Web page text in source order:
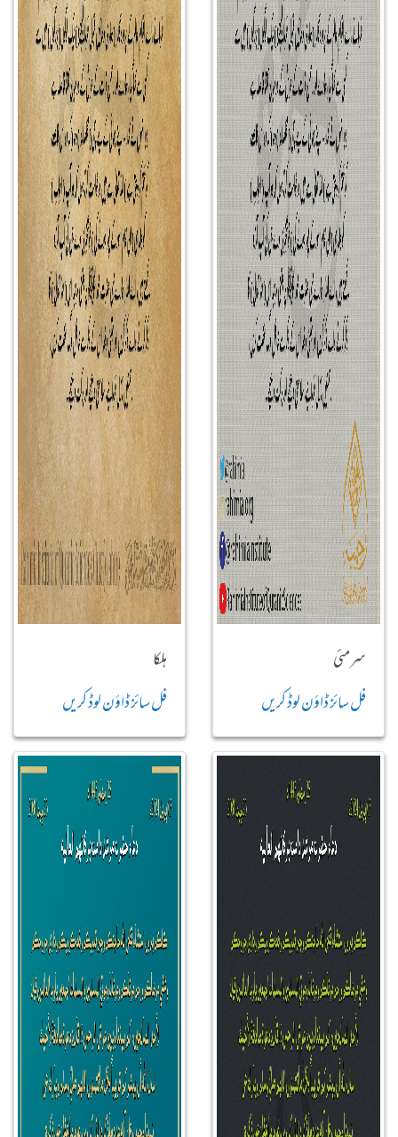
سرمئی
فل سائز ڈاؤن لوڈ کریں
ہلکا
فل سائز ڈاؤن لوڈ کریں